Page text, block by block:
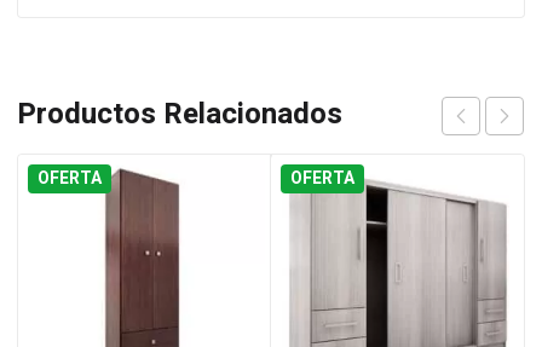
Productos Relacionados
OFERTA OFERTA